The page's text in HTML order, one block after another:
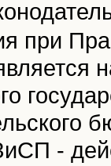
при
-